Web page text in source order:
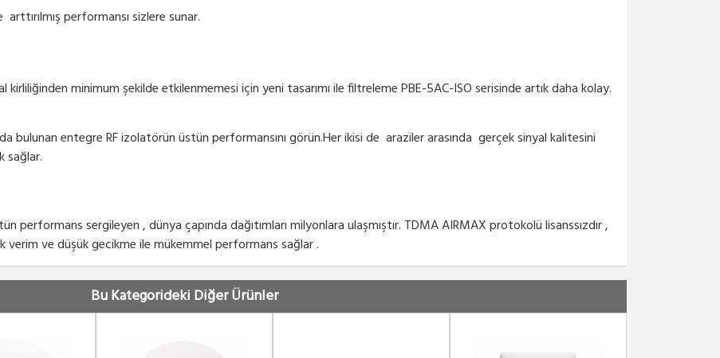
performansı sizlere sunar.
minimum şekilde etkilenmemesi için yeni tasarımı ile filtreleme PBE-5AC-ISO serisinde artık daha kolay.
bulunan entegre RF izolatörün üstün performansını görün.Her ikisi de araziler arasında gerçek sinyal kalitesini
sağlar.
sergileyen , dünya çapında dağıtımları milyonlara ulaşmıştır. TDMA AIRMAX protokolü lisanssızdır ,
verim ve düşük gecikme ile mükemmel performans sağlar .
Bu Kategorideki Diğer Ürünler